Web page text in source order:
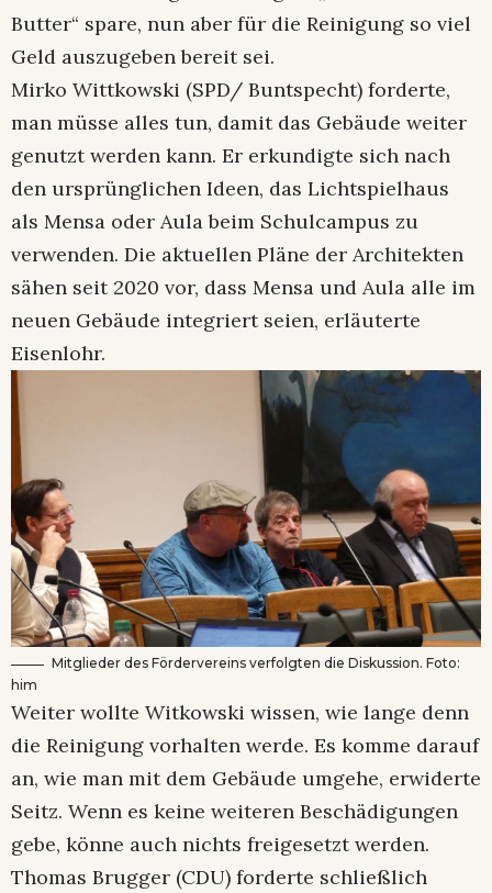
Butter“ spare, nun aber für die Reinigung so viel
Geld auszugeben bereit sei.
Mirko Wittkowski (SPD/ Buntspecht) forderte,
man müsse alles tun, damit das Gebäude weiter
genutzt werden kann. Er erkundigte sich nach
den ursprünglichen Ideen, das Lichtspielhaus
als Mensa oder Aula beim Schulcampus zu
verwenden. Die aktuellen Pläne der Architekten
sähen seit 2020 vor, dass Mensa und Aula alle im
neuen Gebäude integriert seien, erläuterte
Eisenlohr.
Mitglieder des Fördervereins verfolgten die Diskussion. Foto:
him
Weiter wollte Witkowski wissen, wie lange denn
die Reinigung vorhalten werde. Es komme darauf
an, wie man mit dem Gebäude umgehe, erwiderte
Seitz. Wenn es keine weiteren Beschädigungen
gebe, könne auch nichts freigesetzt werden.
Thomas Brugger (CDU) forderte schließlich